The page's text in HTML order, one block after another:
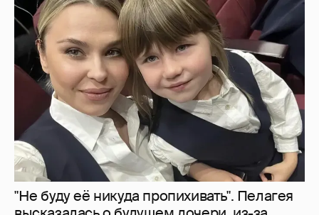
"Не буду её никуда пропихивать". Пелагея
высказалась о будущем дочери, из-за
которой судилась с бывшим мужем
2